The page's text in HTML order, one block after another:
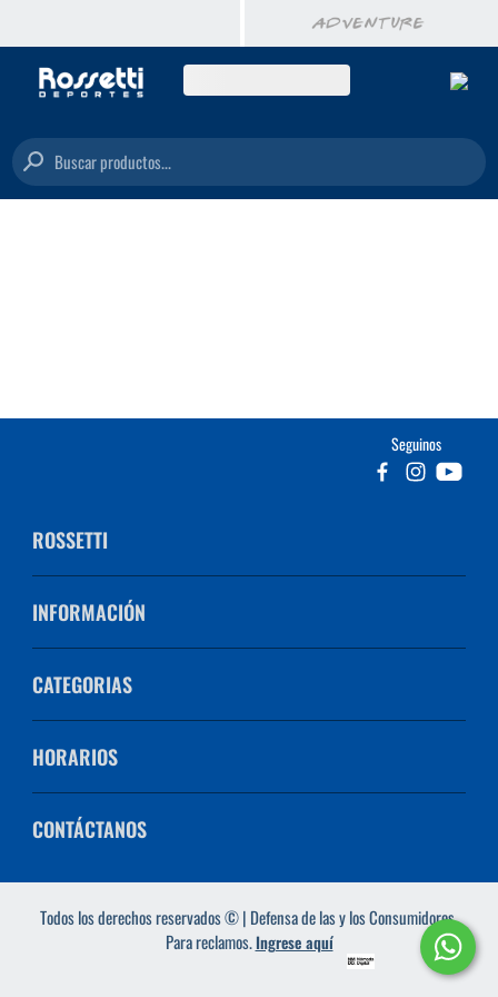
Buscar productos...
Seguinos
ROSSETTI
INFORMACIÓN
CATEGORIAS
HORARIOS
CONTÁCTANOS
Todos los derechos reservados © | Defensa de las y los Consumidores.
Para reclamos.Ingrese aquí